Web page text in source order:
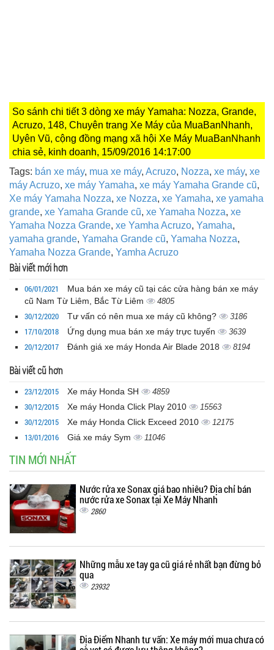
So sánh chi tiết 3 dòng xe máy Yamaha: Nozza, Grande,
Acruzo, 148, Chuyên trang Xe Máy của MuaBanNhanh,
Uyên Vũ, cộng đồng mạng xã hội Xe Máy MuaBanNhanh
chia sẻ, kinh doanh, 15/09/2016 14:17:00
Tags: bán xe máy, mua xe máy, Acruzo, Nozza, xe máy, xe
máy Acruzo, xe máy Yamaha, xe máy Yamaha Grande cũ,
Xe máy Yamaha Nozza, xe Nozza, xe Yamaha, xe yamaha
grande, xe Yamaha Grande cũ, xe Yamaha Nozza, xe
Yamaha Nozza Grande, xe Yamha Acruzo, Yamaha,
yamaha grande, Yamaha Grande cũ, Yamaha Nozza,
Yamaha Nozza Grande, Yamha Acruzo
Bài viết mới hơn
06/01/2021
Mua bán xe máy cũ tại các cửa hàng bán xe máy
cũ Nam Từ Liêm, Bắc Từ Liêm
4805
30/12/2020 Tư vấn có nên mua xe máy cũ không? 3186
17/10/2018 Ứng dụng mua bán xe máy trực tuyến 3639
20/12/2017 Đánh giá xe máy Honda Air Blade 2018 8194
Bài viết cũ hơn
23/12/2015 Xe máy Honda SH 4859
30/12/2015 Xe máy Honda Click Play 2010 15563
30/12/2015 Xe máy Honda Click Exceed 2010 12175
13/01/2016 Giá xe máy Sym 11046
TIN MỚI NHẤT
Nước rửa xe Sonax giá bao nhiêu? Địa chỉ bán
nước rửa xe Sonax tại Xe Máy Nhanh
2860
Những mẫu xe tay ga cũ giá rẻ nhất bạn đừng bỏ
qua
23932
Địa Điểm Nhanh tư vấn: Xe máy mới mua chưa có